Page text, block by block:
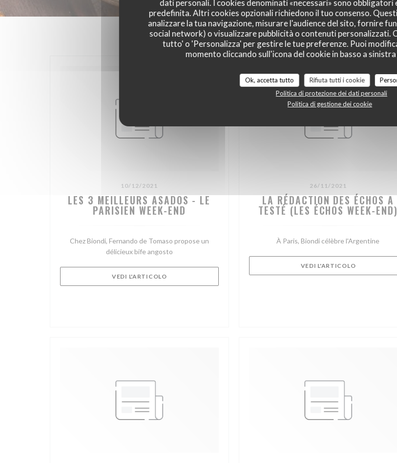
dati personali. I cookies denominati «necessari» sono
predefinita. Altri cookies opzionali richiedono il tuo consenso.
analizzare la tua navigazione, misurare l'audience del sito, fornire
social network) o visualizzare pubblicità o contenuti personalizzati.
tutto' o 'Personalizza' per gestire le tue preferenze. Puoi
momento cliccando sull'icona del cookie in basso a
Ok, accetta tutto Rifiuta tutti i cookie
Politica di protezione dei dati personali
Politica di gestione dei cookie
10/12/2021
LES 3 MEILLEURS ASADOS - LE
PARISIEN WEEK-END
Chez Biondi, Fernando de Tomaso propose un
délicieux bife angosto
VEDI L'ARTICOLO((APRE UNA NUOVA FINESTRA))
26/11/2021
LA RÉDACTION DES ÉCHOS A
TESTÉ (LES ÉCHOS WEEK-END)
À Paris, Biondi célèbre l'Argentine
VEDI L'ARTICOLO((APRE UNA